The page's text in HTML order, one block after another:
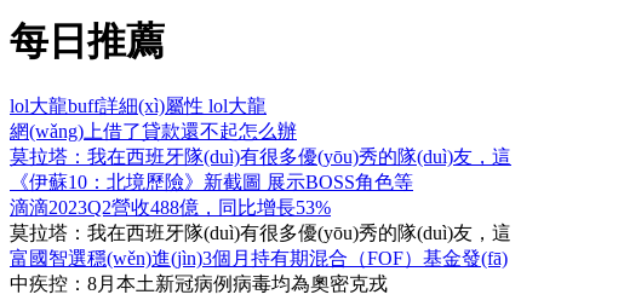
每日推薦
lol大龍buff詳細(xì)屬性 lol大龍
網(wǎng)上借了貸款還不起怎么辦
莫拉塔：我在西班牙隊(duì)有很多優(yōu)秀的隊(duì)友，這
《伊蘇10：北境歷險》新截圖 展示BOSS角色等
滴滴2023Q2營收488億，同比增長53%
莫拉塔：我在西班牙隊(duì)有很多優(yōu)秀的隊(duì)友，這
富國智選穩(wěn)進(jìn)3個月持有期混合（FOF）基金發(fā)
中疾控：8月本土新冠病例病毒均為奧密克戎